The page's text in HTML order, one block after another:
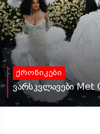
ქრონიკები
ვარსკვლავები